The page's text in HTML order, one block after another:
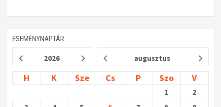
ESEMÉNYNAPTÁR
2026 augusztus
H K Sze Cs P Szo V
1
2